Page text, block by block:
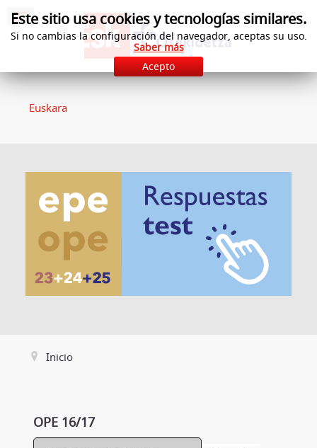
Euskara
Inicio
OPE 16/17
Este sitio usa cookies y tecnologías similares.
Si no cambias la configuración del navegador, aceptas su uso.
Saber más
Acepto